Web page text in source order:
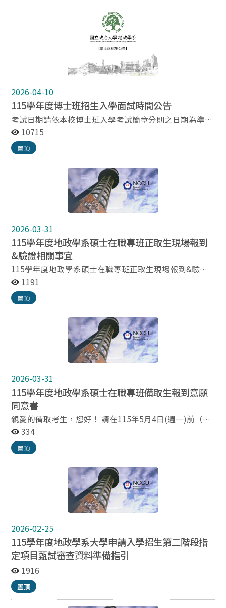
2026-04-10
115學年度博士班招生入學面試時間公告
考試日期請依本校博士班入學考試簡章分則之日期為準，
面試時間依報考人數調整，以每位十至十五分鐘為原則，
面試順序依准考證號碼（報名資格符合順序）依序排列，
面試時間表最遲於面試前三日之上午十時公告。 若有任何
異動，會另行公告於本系網頁或統一修改於本校招生網
頁。 國立政治大學地政學系辦公室 公告
10715
置頂
2026-03-31
115學年度地政學系碩士在職專班正取生現場報到
&驗證相關事宜
115學年度地政學系碩士在職專班正取生現場報到&驗證
相關事宜 115年5月7日至8日(星期四至五)上午9:00-12:00
及下午2:00-5:00 ※本校以掛號信函寄發正、備取生錄取
通知單；正、備取生應如期辦理報到。逾期未報到者，不
得以未接獲通知要求補救措施。 正取生現場報到、驗證
四至五)上午9:00-12:00及下午2:00-5:00 報到地點 本校綜
合院館南棟六樓地政學系辦公室(270618室) 報到方式 以
現場方式辦理，方式有二： （1）本人親自辦理。 （2）
委託人之身分證明文件正本。 報到、 驗證 所需文件 1.學
歷(力)證件： （1）查驗中文畢業(學位)證書正本，另繳
交影本一份(改名者須附戶籍謄本影本)。 （2）以「入學
大學同等學力認定標準」報考資格錄取之考生，查驗相關
證明文件正本，另繳交影本一份。 （3）教育部香港立案
各校院學生，查驗教育部驗印之畢業證書正本，或學校開
具附核准入學學籍文號，且經教育部駐港代表加蓋印信之
大四下肄業證明正本，另繳交影本一份。 （4）持國外學
歷考生，依教育部「大學辦理國外學歷採認辦法」（簡章
附錄三）規定辦理，查驗相關證明文件正本，另繳交影本
各一份(申請人係外國人或僑民者免附入出國境紀錄，惟
須提出身分證明文件正本供查驗)。 （5）持大陸學歷考
生，依教育部「大陸地區學歷採認辦法」(簡章附錄四)規
定辦理，查驗相關證明文件正本，另繳交影本各一份。
（6）持香港、澳門學歷考生，依教育部「香港澳門學歷
檢覈及採認辦法」規定辦理，查驗相關證明文件正本，另
繳交影本各一份。 2.應屆畢業生辦理驗證時，尚未能取得
符合報考資格之學歷證件者，應先查驗學生證正本（另繳
交影本乙份）及填具切結書，並於切結期限內(115年7月
31日)完成補繳。逾期未補繳者，即以自願放棄入學資格
論，其缺額由同專班學程組已完成報到手續之備取生依序
1191
置頂
2026-03-31
115學年度地政學系碩士在職專班備取生報到意願
同意書
親愛的備取考生，您好！ 請在115年5月4日(週一)前（郵
戳為憑）掛號寄回「備取生報到意願同意書」至國立政治
大學地政學系碩士在職專班辦公室：116臺北市文山區指
南路2段64號。 本系碩專班將於115年5月11日(週一)公告
備取生名單於地政學系網頁，請依公告內容之指定期限內
至現場辦理驗證（詳細驗證預備文件及說明請參考簡章第
十六條報到、驗證注意事項）。 若對於驗證之作業程序有
任何疑義，請再來電本專班辦公室洽詢，電話：
(02)2939-3091分機50643。
334
置頂
2026-02-25
115學年度地政學系大學申請入學招生第二階段指
定項目甄試審查資料準備指引
1916
置頂